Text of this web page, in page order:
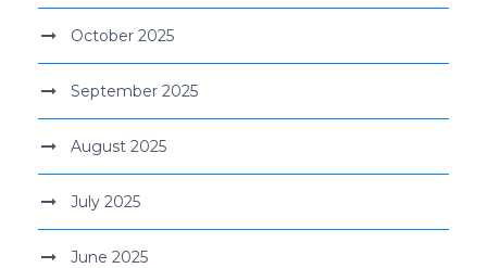
October 2025
September 2025
August 2025
July 2025
June 2025